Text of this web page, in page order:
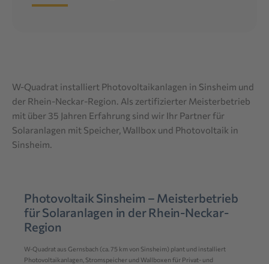
W-Quadrat installiert Photovoltaikanlagen in Sinsheim und
der Rhein-Neckar-Region. Als zertifizierter Meisterbetrieb
mit über 35 Jahren Erfahrung sind wir Ihr Partner für
Solaranlagen mit Speicher, Wallbox und Photovoltaik in
Sinsheim.
Photovoltaik Sinsheim – Meisterbetrieb
für Solaranlagen in der Rhein-Neckar-
Region
W-Quadrat aus Gernsbach (ca. 75 km von Sinsheim) plant und installiert
Photovoltaikanlagen, Stromspeicher und Wallboxen für Privat- und